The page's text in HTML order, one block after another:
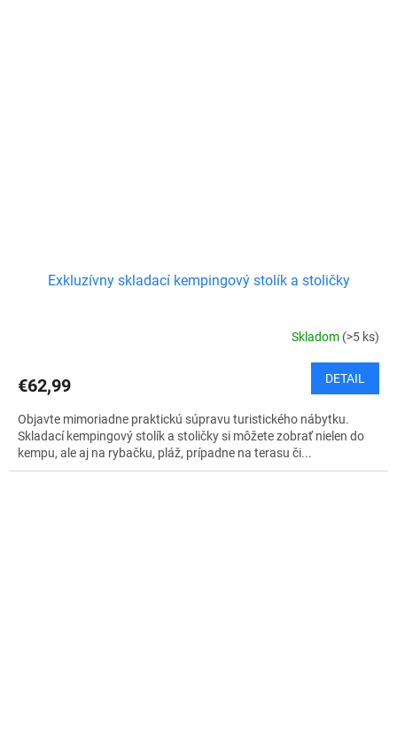
Exkluzívny skladací kempingový stolík a stoličky
Skladom (>5 ks)
€62,99 DETAIL
Objavte mimoriadne praktickú súpravu turistického nábytku.
Skladací kempingový stolík a stoličky si môžete zobrať nielen do
kempu, ale aj na rybačku, pláž, prípadne na terasu či...